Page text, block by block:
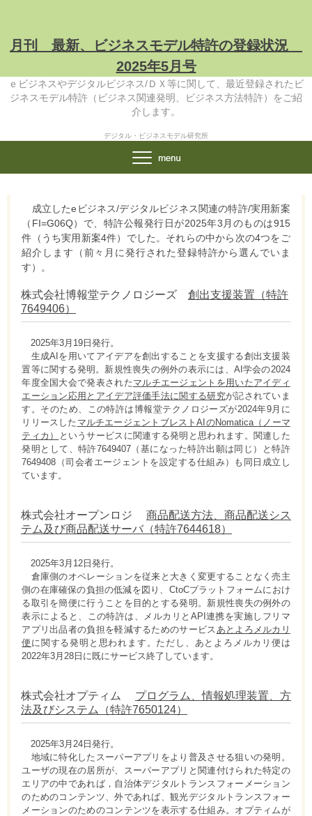
月刊 最新、ビジネスモデル特許の登録状況
2025年5月号
ｅビジネスやデジタルビジネス/ＤＸ等に関して、最近登録されたビ
ジネスモデル特許（ビジネス関連発明、ビジネス方法特許）をご紹
介します。
デジタル・ビジネスモデル研究所
成立したeビジネス/デジタルビジネス関連の特許/実用新案
（FI=G06Q）で、特許公報発行日が2025年3月のものは915
件（うち実用新案4件）でした。それらの中から次の4つをご
紹介します（前々月に発行された登録特許から選んでいま
す）。
株式会社博報堂テクノロジーズ 創出支援装置（特許
7649406）
2025年3月19日発行。
生成AIを用いてアイデアを創出することを支援する創出支援装
置等に関する発明。新規性喪失の例外の表示には、AI学会の2024
年度全国大会で発表されたマルチエージェントを用いたアイディ
エーション応用とアイデア評価手法に関する研究が記されていま
す。そのため、この特許は博報堂テクノロジーズが2024年9月に
リリースした マルチエージェントブレストAIのNomatica（ノーマ
ティカ）
というサービスに関連する発明と思われます。関連した
発明として、特許7649407（基になった特許出願は同じ）と特許
7649408（司会者エージェントを設定する仕組み）も同日成立し
ています。
株式会社オープンロジ 商品配送方法、商品配送シス
テム及び商品配送サーバ（特許7644618）
2025年3月12日発行。
倉庫側のオペレーションを従来と大きく変更することなく売主
側の在庫確保の負担の低減を図り、CtoCプラットフォームにおけ
る取引を簡便に行うことを目的とする発明。新規性喪失の例外の
表示によると、この特許は、メルカリとAPI連携を実施しフリマ
アプリ出品者の負担を軽減するためのサービス あとよろメルカリ
便 に関する発明と思われます。ただし、あとよろメルカリ便は
2022年3月28日に既にサービス終了しています。
株式会社オプティム プログラム、情報処理装置、方
法及びシステム（特許7650124）
2025年3月24日発行。
地域に特化したスーパーアプリをより普及させる狙いの発明。
ユーザの現在の居所が、スーパーアプリと関連付けられた特定の
エリアの中であれば，自治体デジタルトランスフォーメーション
のためのコンテンツ、外であれば、観光デジタルトランスフォー
メーションのためのコンテンツを表示する仕組み。オプティムが